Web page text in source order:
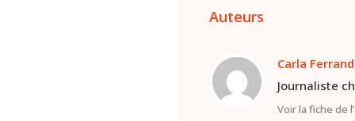
Auteurs
Carla Ferrand
Journaliste
Voir la fiche de